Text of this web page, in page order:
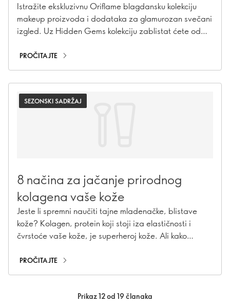
Istražite ekskluzivnu Oriflame blagdansku kolekciju
makeup proizvoda i dodataka za glamurozan svečani
izgled. Uz Hidden Gems kolekciju zablistat ćete od
PROČITAJTE
SEZONSKI SADRŽAJ
8 načina za jačanje prirodnog
kolagena vaše kože
Jeste li spremni naučiti tajne mladenačke, blistave
kože? Kolagen, protein koji stoji iza elastičnosti i
čvrstoće vaše kože, je superheroj kože. Ali kako
do bora i opuštenosti. No, nema razloga za brigu!
Imamo osam učinkovitih načina koji će vam pomoći da
PROČITAJTE
Prikaz 12 od 19 članaka